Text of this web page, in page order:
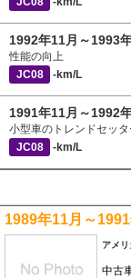
1992年11月～1993
性能の向上
JC08
-km/L
1991年11月～1992
小型車のトレンドセッタ
JC08
-km/L
1989年11月～
アメ
中古